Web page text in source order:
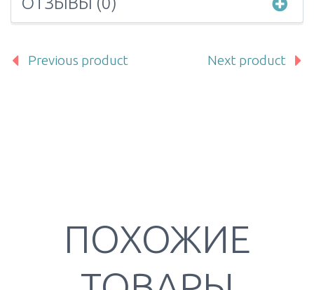
Previous product Next product
ПОХОЖИЕ